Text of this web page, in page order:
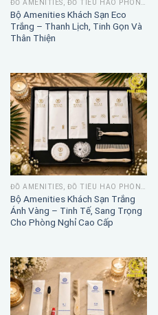
Bộ Amenities Khách Sạn Eco
Trắng – Thanh Lịch, Tinh Gọn Và
Thân Thiện
Bộ Amenities Khách Sạn Trắng
Ánh Vàng – Tinh Tế, Sang Trọng
Cho Phòng Nghỉ Cao Cấp